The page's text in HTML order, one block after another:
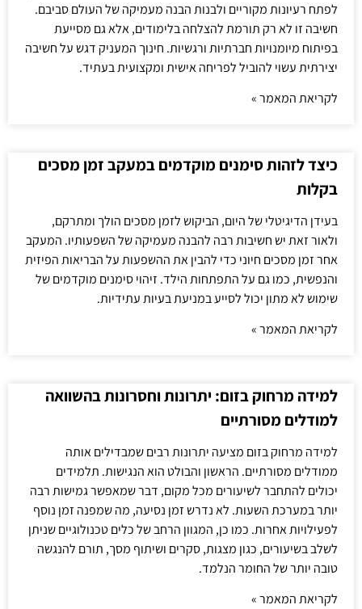
לפתח רעיונות מקוריים ולבנות הבנה מעמיקה של העולם סביבם.
חשיבה זו לא רק תורמת להצלחה בלימודים, אלא גם מסייעת
בפיתוח מיומנויות חברתיות ורגשיות. חינוך המעניק דגש על חשיבה
יצירתית עשוי להוביל לפריחה אישית ומקצועית בעתיד.
לקריאת המאמר »
כיצד לזהות סימנים מוקדמים במעקב זמן מסכים
בקלות
בעידן הדיגיטלי של היום, הביקוש לזמן מסכים הולך ומתרקם,
ולאור זאת יש חשיבות רבה להבנה מעמיקה של השפעותיו. המעקב
אחר זמן מסכים חיוני כדי להבין את ההשפעות על הבריאות הפיזית
והנפשית, כמו גם על התפתחות הילד. זיהוי סימנים מוקדמים של
שימוש לא מתון יכול לסייע במניעת בעיות עתידיות.
לקריאת המאמר »
למידה מרחוק בזום: יתרונות וחסרונות בהשוואה
למודלים מסורתיים
למידה מרחוק בזום מציעה יתרונות רבים שמבדילים אותה
ממודלים מסורתיים. הראשון והבולט הוא הנגישות. תלמידים
יכולים להתחבר לשיעורים מכל מקום, דבר שמאפשר גמישות רבה
יותר במערכת השעות. לא נדרש זמן נסיעה, מה שמפנה זמן נוסף
לפעילויות אחרות. כמו כן, המגוון הרחב של כלים טכנולוגיים שניתן
לשלב בשיעורים, כגון מצגות, סקרים ושיתוף מסך, תורם להנגשה
טובה יותר של החומר הנלמד.
לקריאת המאמר »